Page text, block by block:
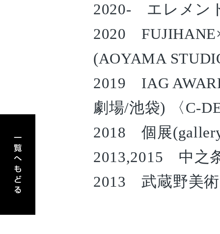
2020- エレメン
2020
(AOYAMA
2019 IAG
劇場/池袋) 〈C-
2018 個展
2013,2015 中之
2013 武蔵野美術
アーティスト一覧へもどる